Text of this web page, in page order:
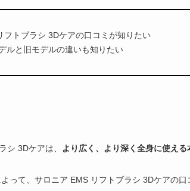
フトブラシ 3Dケアの口コミが知りたい
ルと旧モデルの違いも知りたい
シ 3Dケアは、 より広く、より深く全身に使え
って、サロニア EMS リフトブラシ 3Dケアの口